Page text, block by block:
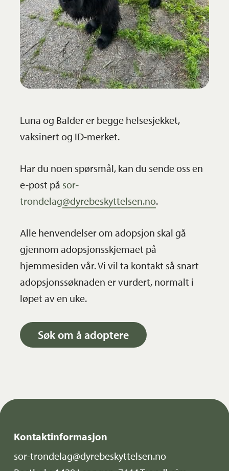
Luna og Balder er begge helsesjekket,
vaksinert og ID-merket.
Har du noen spørsmål, kan du sende oss en
e-post på sor-
trondelag@dyrebeskyttelsen.no.
Alle henvendelser om adopsjon skal gå
gjennom adopsjonsskjemaet på
hjemmesiden vår. Vi vil ta kontakt så snart
adopsjonssøknaden er vurdert, normalt i
løpet av en uke.
Søk om å adoptere
Kontaktinformasjon
sor-trondelag@dyrebeskyttelsen.no